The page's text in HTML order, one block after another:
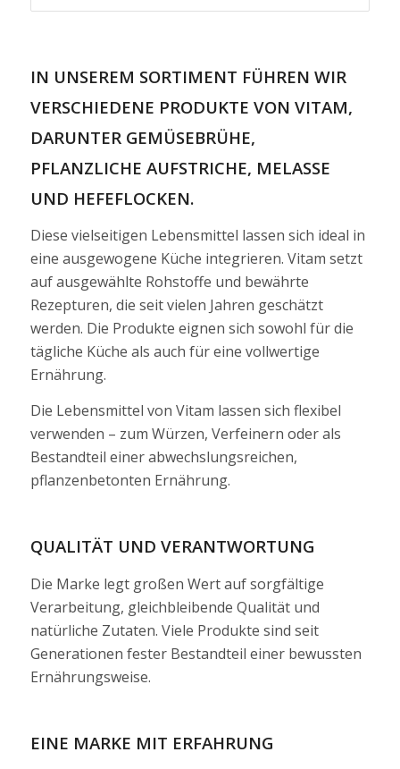
IN UNSEREM SORTIMENT FÜHREN WIR
VERSCHIEDENE PRODUKTE VON VITAM,
DARUNTER GEMÜSEBRÜHE,
PFLANZLICHE AUFSTRICHE, MELASSE
UND HEFEFLOCKEN.
Diese vielseitigen Lebensmittel lassen sich ideal in
eine ausgewogene Küche integrieren. Vitam setzt
auf ausgewählte Rohstoffe und bewährte
Rezepturen, die seit vielen Jahren geschätzt
werden. Die Produkte eignen sich sowohl für die
tägliche Küche als auch für eine vollwertige
Ernährung.
Die Lebensmittel von Vitam lassen sich flexibel
verwenden – zum Würzen, Verfeinern oder als
Bestandteil einer abwechslungsreichen,
pflanzenbetonten Ernährung.
QUALITÄT UND VERANTWORTUNG
Die Marke legt großen Wert auf sorgfältige
Verarbeitung, gleichbleibende Qualität und
natürliche Zutaten. Viele Produkte sind seit
Generationen fester Bestandteil einer bewussten
Ernährungsweise.
EINE MARKE MIT ERFAHRUNG